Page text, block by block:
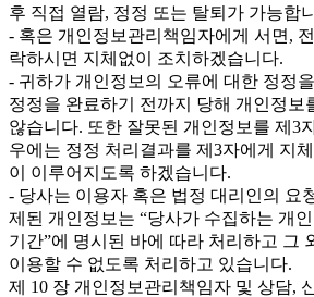
후 직접 열람, 정정 또는 탈퇴가 가능합
- 혹은 개인정보관리책임자에게 서면,
락하시면 지체없이 조치하겠습니다.
- 귀하가 개인정보의 오류에 대한 정정
정정을 완료하기 전까지 당해 개인정보
않습니다. 또한 잘못된 개인정보를 제3
우에는 정정 처리결과를 제3자에게 지
이 이루어지도록 하겠습니다.
- 당사는 이용자 혹은 법정 대리인의 요
제된 개인정보는 “당사가 수집하는 개
기간”에 명시된 바에 따라 처리하고 그
이용할 수 없도록 처리하고 있습니다.
제 10 장 개인정보관리책임자 및 상담,